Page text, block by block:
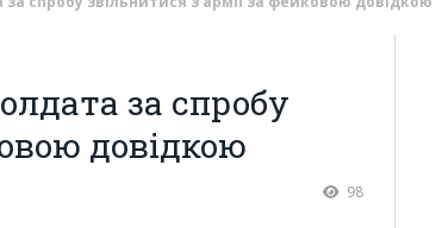
за спробу
довідкою
98